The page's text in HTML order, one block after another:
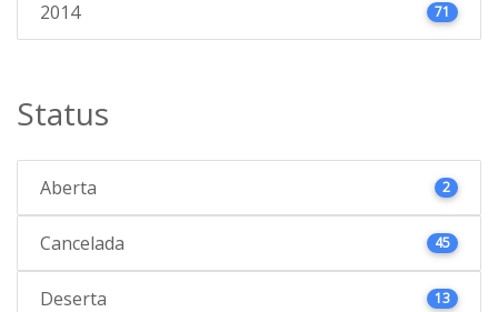
2014 71
Status
Aberta 2
Cancelada 45
Deserta 13